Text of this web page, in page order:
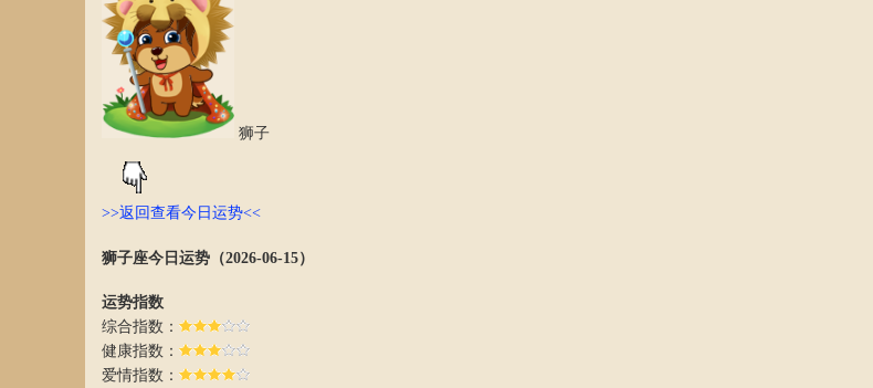
狮子
>>返回查看今日运势<<
狮子座今日运势（2026-06-15）
运势指数
综合指数：
健康指数：
爱情指数：